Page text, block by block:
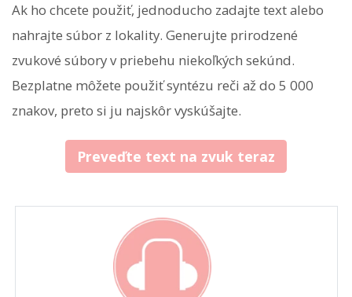
Ak ho chcete použiť, jednoducho zadajte text alebo
nahrajte súbor z lokality. Generujte prirodzené
zvukové súbory v priebehu niekoľkých sekúnd.
Bezplatne môžete použiť syntézu reči až do 5 000
znakov, preto si ju najskôr vyskúšajte.
Preveďte text na zvuk teraz